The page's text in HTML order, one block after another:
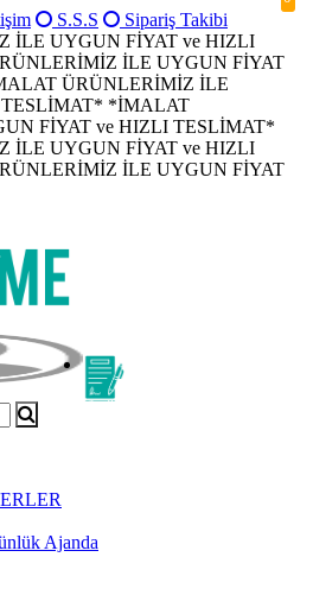
S.S.S
Sipariş Takibi
İLE UYGUN FİYAT ve HIZLI
İLE UYGUN FİYAT
ÜRÜNLERİMİZ İLE
*İMALAT
FİYAT ve HIZLI TESLİMAT*
İLE UYGUN FİYAT ve HIZLI
İLE UYGUN FİYAT
Ajanda